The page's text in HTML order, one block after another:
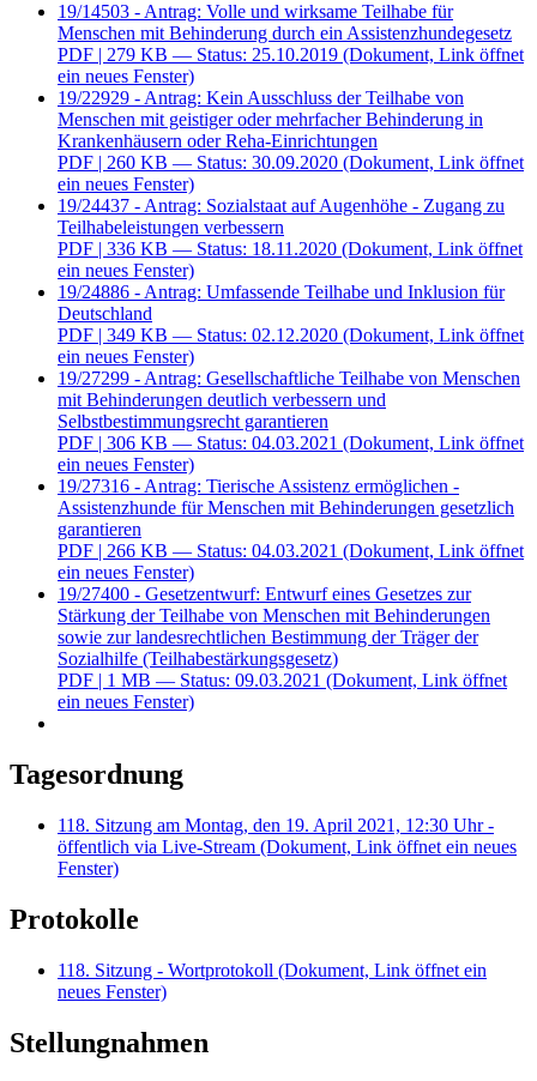
19/14503 - Antrag: Volle und wirksame Teilhabe für
Menschen mit Behinderung durch ein Assistenzhundegesetz
PDF | 279 KB — Status: 25.10.2019 (Dokument, Link öffnet
ein neues Fenster)
19/22929 - Antrag: Kein Ausschluss der Teilhabe von
Menschen mit geistiger oder mehrfacher Behinderung in
Krankenhäusern oder Reha-Einrichtungen
PDF | 260 KB — Status: 30.09.2020 (Dokument, Link öffnet
ein neues Fenster)
19/24437 - Antrag: Sozialstaat auf Augenhöhe - Zugang zu
Teilhabeleistungen verbessern
PDF | 336 KB — Status: 18.11.2020 (Dokument, Link öffnet
ein neues Fenster)
19/24886 - Antrag: Umfassende Teilhabe und Inklusion für
Deutschland
PDF | 349 KB — Status: 02.12.2020 (Dokument, Link öffnet
ein neues Fenster)
19/27299 - Antrag: Gesellschaftliche Teilhabe von Menschen
mit Behinderungen deutlich verbessern und
Selbstbestimmungsrecht garantieren
PDF | 306 KB — Status: 04.03.2021 (Dokument, Link öffnet
ein neues Fenster)
19/27316 - Antrag: Tierische Assistenz ermöglichen -
Assistenzhunde für Menschen mit Behinderungen gesetzlich
garantieren
PDF | 266 KB — Status: 04.03.2021 (Dokument, Link öffnet
ein neues Fenster)
19/27400 - Gesetzentwurf: Entwurf eines Gesetzes zur
Stärkung der Teilhabe von Menschen mit Behinderungen
sowie zur landesrechtlichen Bestimmung der Träger der
Sozialhilfe (Teilhabestärkungsgesetz)
PDF | 1 MB — Status: 09.03.2021 (Dokument, Link öffnet
ein neues Fenster)
Tagesordnung
118. Sitzung am Montag, den 19. April 2021, 12:30 Uhr -
öffentlich via Live-Stream (Dokument, Link öffnet ein neues
Fenster)
Protokolle
118. Sitzung - Wortprotokoll (Dokument, Link öffnet ein
neues Fenster)
Stellungnahmen